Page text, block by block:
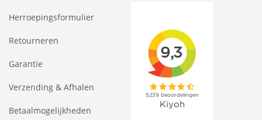
Herroepingsformulier
Retourneren
Garantie
Verzending & Afhalen
Betaalmogelijkheden